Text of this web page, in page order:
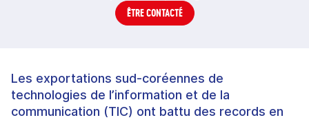
ÊTRE CONTACTÉ
Les exportations sud-coréennes de
technologies de l’information et de la
communication (TIC) ont battu des records en